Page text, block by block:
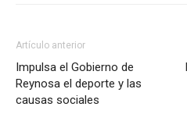
Artículo anterior
Impulsa el Gobierno de
Reynosa el deporte y las
causas sociales